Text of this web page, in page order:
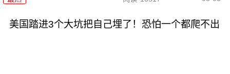
美国踏进3个大坑把自己埋了！恐怕一个都爬不出